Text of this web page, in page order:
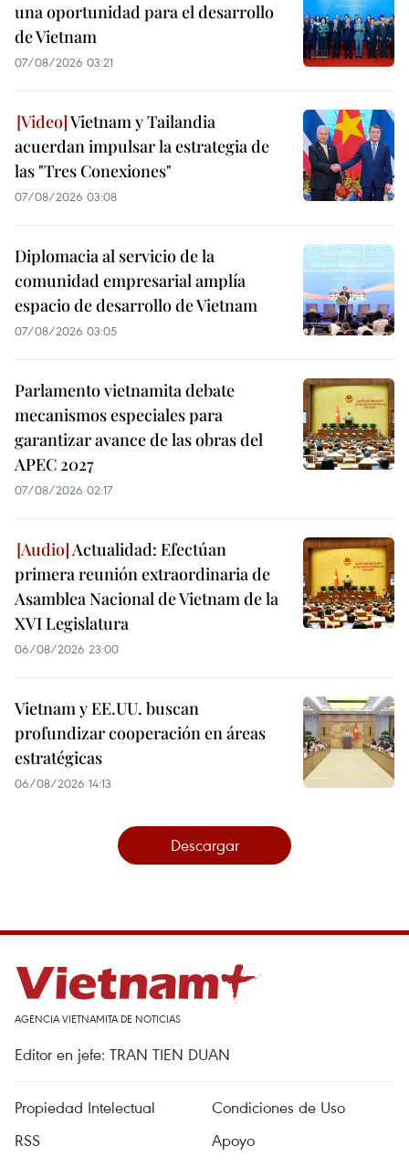
una oportunidad para el desarrollo
de Vietnam
07/08/2026 03:21
Vietnam y Tailandia
acuerdan impulsar la estrategia de
las "Tres Conexiones"
07/08/2026 03:08
Diplomacia al servicio de la
comunidad empresarial amplía
espacio de desarrollo de Vietnam
07/08/2026 03:05
Parlamento vietnamita debate
mecanismos especiales para
garantizar avance de las obras del
APEC 2027
07/08/2026 02:17
Actualidad: Efectúan
primera reunión extraordinaria de
Asamblea Nacional de Vietnam de la
XVI Legislatura
06/08/2026 23:00
Vietnam y EE.UU. buscan
profundizar cooperación en áreas
estratégicas
06/08/2026 14:13
Descargar
AGENCIA VIETNAMITA DE NOTICIAS
Editor en jefe: TRAN TIEN DUAN
Propiedad Intelectual
Condiciones de Uso
RSS
Apoyo